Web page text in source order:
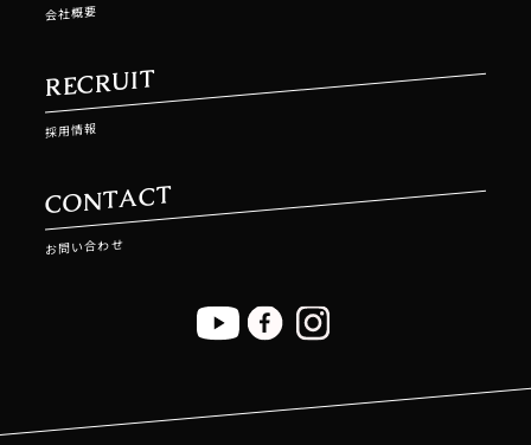
会社概要
RECRUIT
採用情報
CONTACT
お問い合わせ